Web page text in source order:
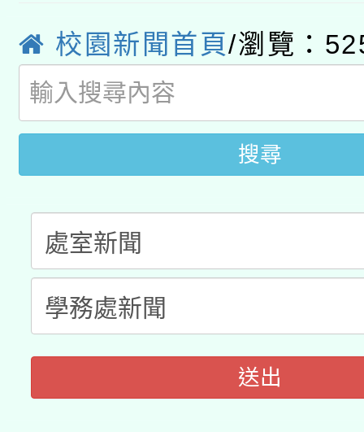
薪期間赴陸應申請許可
轉知經濟部水利署委託
業技術研究院辦理「
用水績優單位及節水達
115年8月22日(星期六
桃園市孔廟祈福系列
開 智慧啟航」
2026年桃園地景藝術
校園新聞首頁/瀏覽：
搜尋
送出